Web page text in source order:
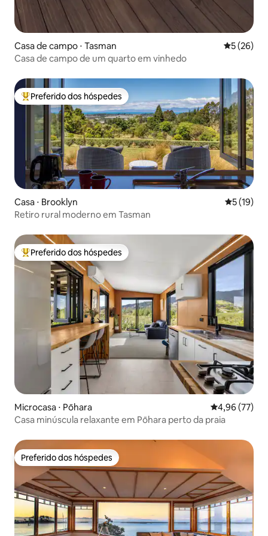
Casa de campo ⋅ Tasman 5 de uma
5 (26)
Casa de campo de um quarto em vinhedo
Entre os melhores preferidos dos hóspedes
Preferido dos hóspedes
Casa ⋅ Brooklyn 5 de uma
5 (19)
Retiro rural moderno em Tasman
Entre os melhores preferidos dos hóspedes
Preferido dos hóspedes
Microcasa ⋅ Pōhara 4,96 de uma
4,96 (77)
Casa minúscula relaxante em Pōhara perto da praia
Preferido dos hóspedes
Preferido dos hóspedes